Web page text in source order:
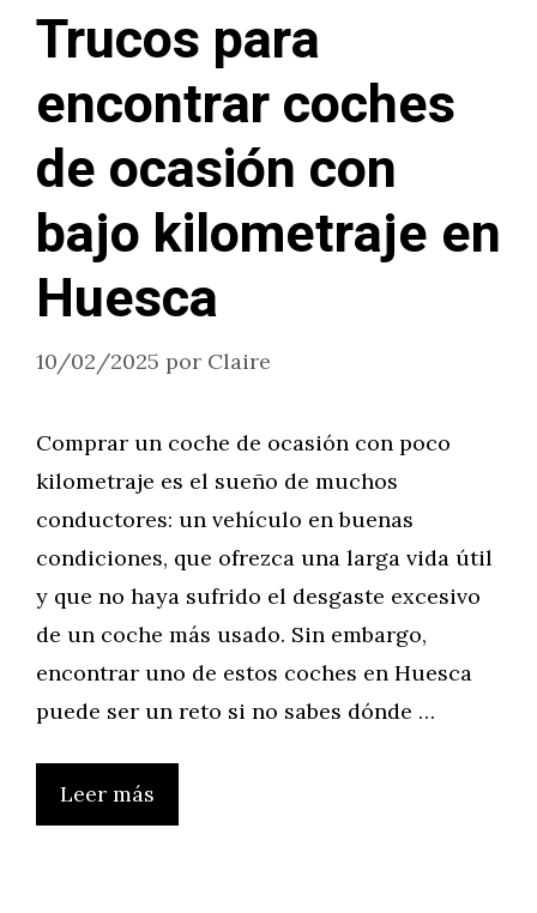
Trucos para
encontrar coches
de ocasión con
bajo kilometraje en
Huesca
10/02/2025 por Claire
Comprar un coche de ocasión con poco
kilometraje es el sueño de muchos
conductores: un vehículo en buenas
condiciones, que ofrezca una larga vida útil
y que no haya sufrido el desgaste excesivo
de un coche más usado. Sin embargo,
encontrar uno de estos coches en Huesca
puede ser un reto si no sabes dónde …
Leer más